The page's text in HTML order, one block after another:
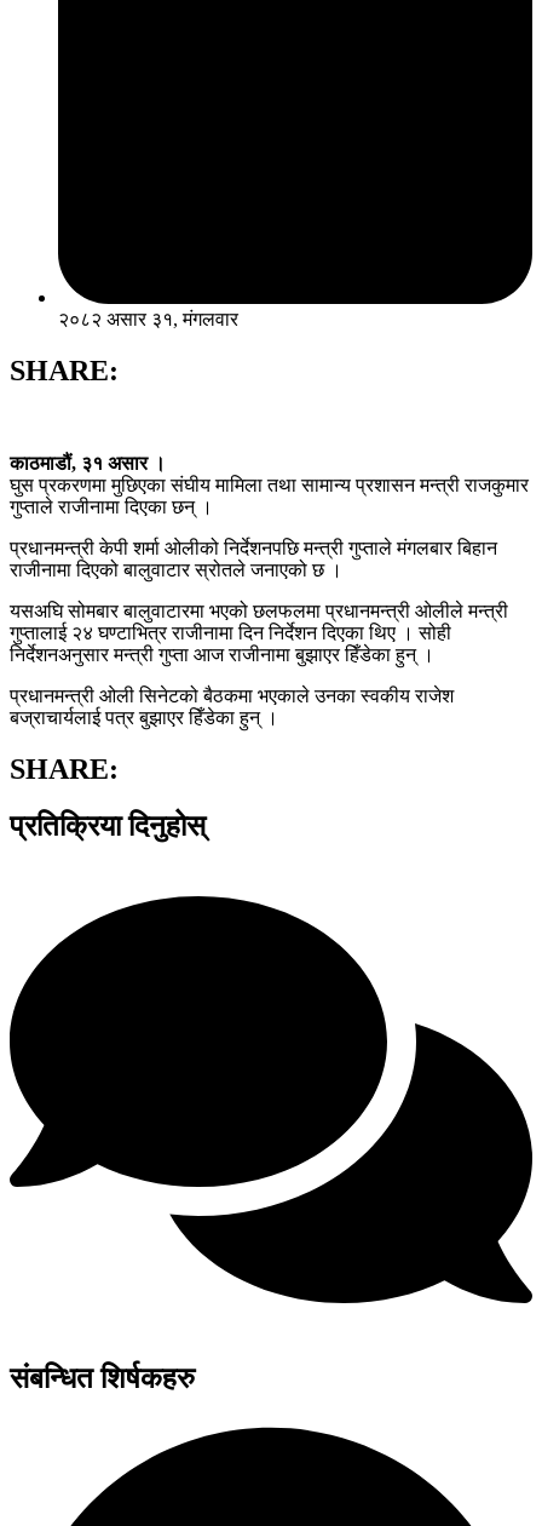
२०८२ असार ३१, मंगलवार
SHARE:
काठमाडौं, ३१ असार ।
घुस प्रकरणमा मुछिएका संघीय मामिला तथा सामान्य प्रशासन मन्त्री राजकुमार
गुप्ताले राजीनामा दिएका छन् ।
प्रधानमन्त्री केपी शर्मा ओलीको निर्देशनपछि मन्त्री गुप्ताले मंगलबार बिहान
राजीनामा दिएको बालुवाटार स्रोतले जनाएको छ ।
यसअघि सोमबार बालुवाटारमा भएको छलफलमा प्रधानमन्त्री ओलीले मन्त्री
गुप्तालाई २४ घण्टाभित्र राजीनामा दिन निर्देशन दिएका थिए । सोही
निर्देशनअनुसार मन्त्री गुप्ता आज राजीनामा बुझाएर हिँडेका हुन् ।
प्रधानमन्त्री ओली सिनेटको बैठकमा भएकाले उनका स्वकीय राजेश
बज्राचार्यलाई पत्र बुझाएर हिँडेका हुन् ।
SHARE:
प्रतिक्रिया दिनुहोस्
संबन्धित शिर्षकहरु